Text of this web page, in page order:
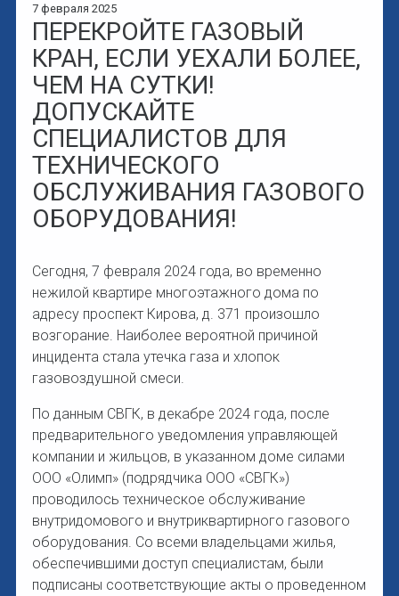
7 февраля 2025
ПЕРЕКРОЙТЕ ГАЗОВЫЙ
КРАН, ЕСЛИ УЕХАЛИ БОЛЕЕ,
ЧЕМ НА СУТКИ!
ДОПУСКАЙТЕ
СПЕЦИАЛИСТОВ ДЛЯ
ТЕХНИЧЕСКОГО
ОБСЛУЖИВАНИЯ ГАЗОВОГО
ОБОРУДОВАНИЯ!
Сегодня, 7 февраля 2024 года, во временно
нежилой квартире многоэтажного дома по
адресу проспект Кирова, д. 371 произошло
возгорание. Наиболее вероятной причиной
инцидента стала утечка газа и хлопок
газовоздушной смеси.
По данным СВГК, в декабре 2024 года, после
предварительного уведомления управляющей
компании и жильцов, в указанном доме силами
ООО «Олимп» (подрядчика ООО «СВГК»)
проводилось техническое обслуживание
внутридомового и внутриквартирного газового
оборудования. Со всеми владельцами жилья,
обеспечившими доступ специалистам, были
подписаны соответствующие акты о проведенном